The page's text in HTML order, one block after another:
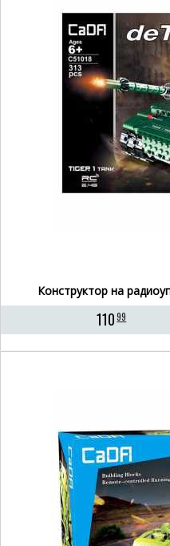
Конструктор на
11099